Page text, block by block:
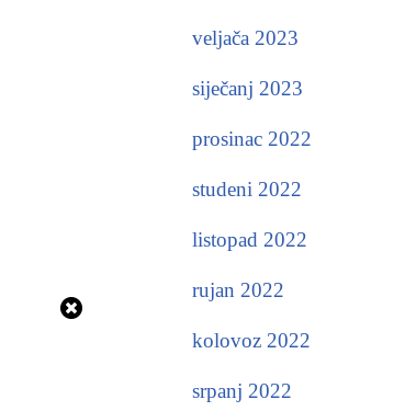
veljača 2023
siječanj 2023
prosinac 2022
studeni 2022
listopad 2022
rujan 2022
kolovoz 2022
srpanj 2022